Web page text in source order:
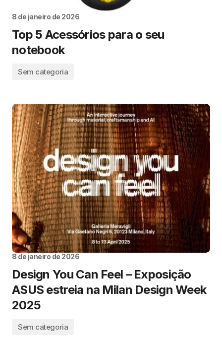
8 de janeiro de 2026
Top 5 Acessórios para o seu
notebook
Sem categoria
8 de janeiro de 2026
Design You Can Feel – Exposição
ASUS estreia na Milan Design Week
2025
Sem categoria